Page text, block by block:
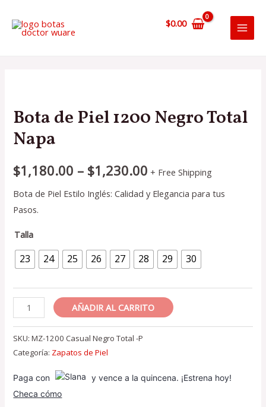
contenido
$0.00
Bota de Piel 1200 Negro Total
Napa
$1,180.00 – $1,230.00 + Free Shipping
Bota de Piel Estilo Inglés: Calidad y Elegancia para tus
Pasos.
Talla
23 24 25 26 27 28 29 30
Bota
de
Piel
1200
Total
Napa
AÑADIR AL CARRITO
SKU:MZ-1200 Casual Negro Total -P
Categoría: Zapatos de Piel
Paga con
y vence a la quincena. ¡Estrena hoy!
Checa cómo